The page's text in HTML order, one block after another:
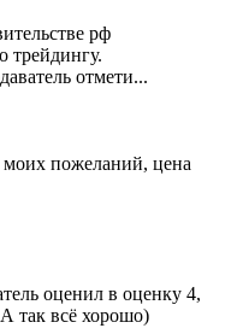
рф
трейдингу.
отмети...
моих пожеланий, цена
оценил в оценку 4,
так всё хорошо)